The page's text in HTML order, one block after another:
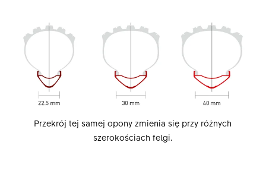
Przekrój tej samej opony zmienia się przy różnych
szerokościach felgi.